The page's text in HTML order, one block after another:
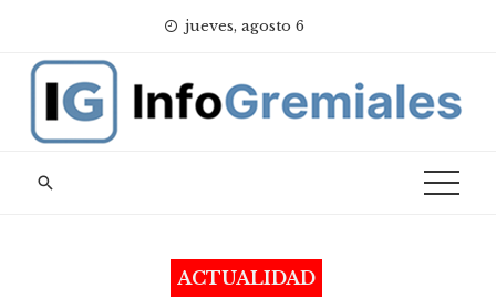
content
jueves, agosto 6
ACTUALIDAD